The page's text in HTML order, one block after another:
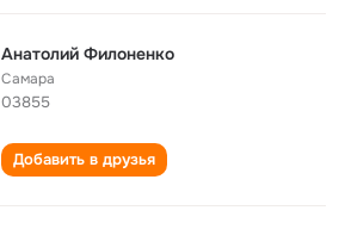
Анатолий Филоненко
Самара
03855
Добавить в друзья